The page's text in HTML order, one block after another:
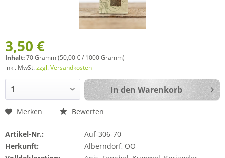
3,50 €
Inhalt:70 Gramm (50,00 € / 1000 Gramm)
inkl. MwSt.zzgl. Versandkosten
In den Warenkorb
Merken Bewerten
Artikel-Nr.:
Auf-306-70
Herkunft:
Alberndorf, OÖ